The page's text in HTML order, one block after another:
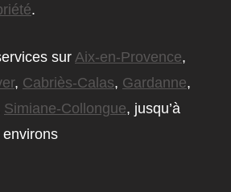
.
sur Aix-en-Provence,
, Cabriès-Calas, Gardanne,
Simiane-Collongue, jusqu’à